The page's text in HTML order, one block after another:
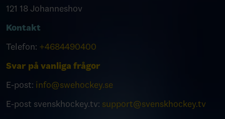
121 18 Johanneshov
Kontakt
Telefon: +4684490400
Svar på vanliga frågor
E-post: info@swehockey.se
E-post svenskhockey.tv: support@svenskhockey.tv